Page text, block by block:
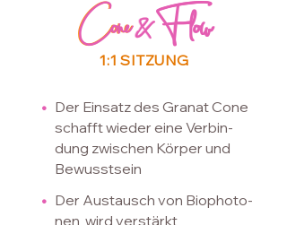
Cone&Flow
1:1 SITZUNG
Cone&Flow
• Der Einsatz des Granat Cone
schafft wieder eine Verbin-
dung zwischen Körper und
Bewusstsein
• Der Austausch von Biophoto-
nen wird verstärkt